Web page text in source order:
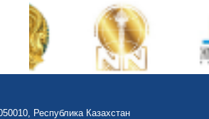
Республика Казахстан